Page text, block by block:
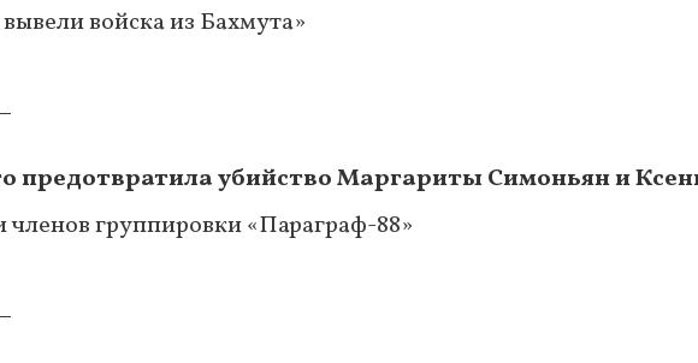
войска из Бахмута»
предотвратила убийство Маргариты Симоньян и
членов группировки «Параграф-88»